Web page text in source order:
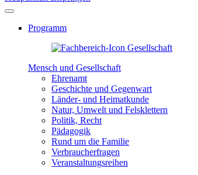
Programm
Mensch und Gesellschaft
Ehrenamt
Geschichte und Gegenwart
Länder- und Heimatkunde
Natur, Umwelt und Felsklettern
Politik, Recht
Pädagogik
Rund um die Familie
Verbraucherfragen
Veranstaltungsreihen